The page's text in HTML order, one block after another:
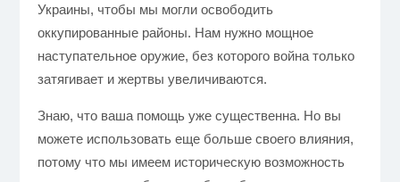
Украины, чтобы мы могли освободить
оккупированные районы. Нам нужно мощное
наступательное оружие, без которого война только
затягивает и жертвы увеличиваются.
Знаю, что ваша помощь уже существенна. Но вы
можете использовать еще больше своего влияния,
потому что мы имеем историческую возможность